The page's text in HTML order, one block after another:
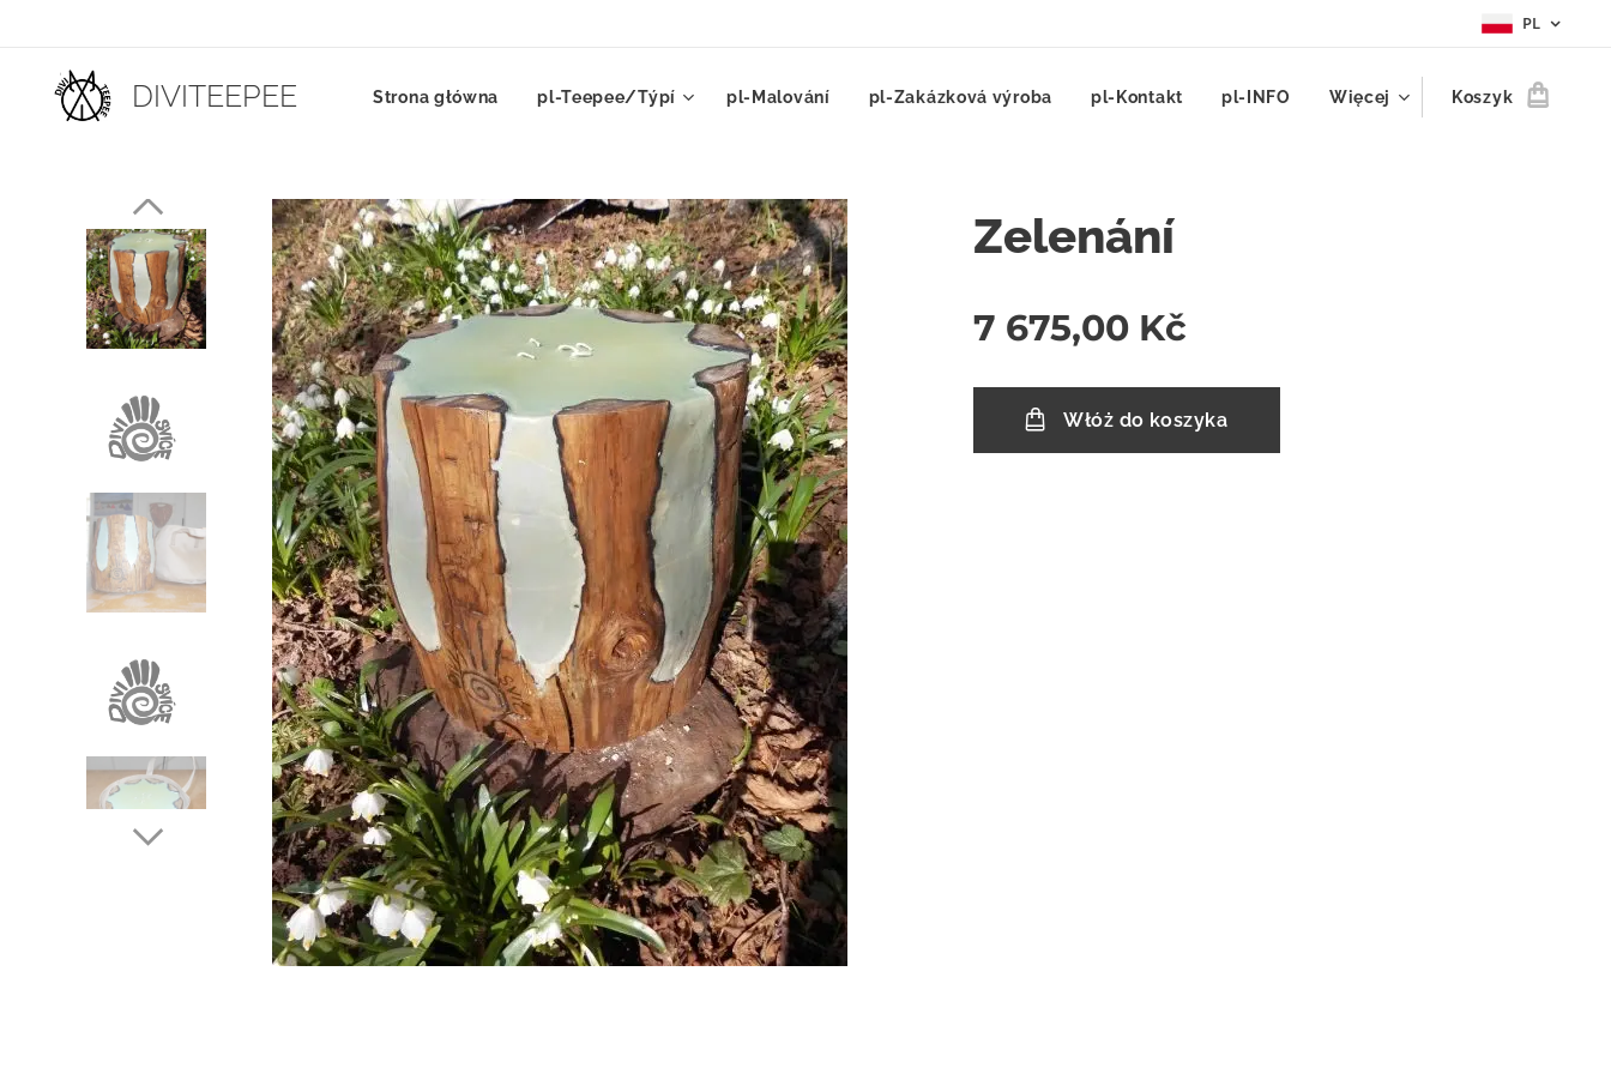
PL
DIVITEEPEE Strona główna pl-Teepee/Týpí pl-Malování pl-Zakázková výroba pl-Kontakt pl-INFO Więcej Koszyk
Zelenání
7 675,00 Kč
Włóż do koszyka